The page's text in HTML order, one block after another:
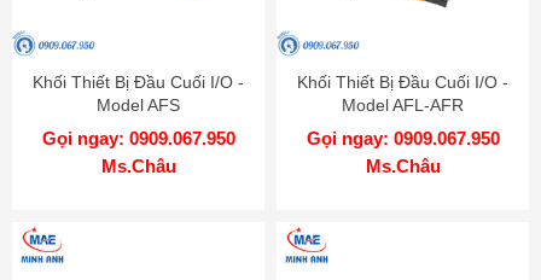
Khối Thiết Bị Đầu Cuối I/O -
Model AFS
Gọi ngay: 0909.067.950
Ms.Châu
Khối Thiết Bị Đầu Cuối I/O -
Model AFL-AFR
Gọi ngay: 0909.067.950
Ms.Châu